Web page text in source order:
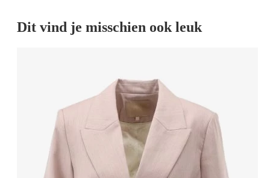
Dit vind je misschien ook leuk